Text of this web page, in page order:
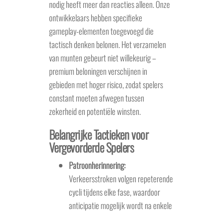
nodig heeft meer dan reacties alleen. Onze
ontwikkelaars hebben specifieke
gameplay-elementen toegevoegd die
tactisch denken belonen. Het verzamelen
van munten gebeurt niet willekeurig –
premium beloningen verschijnen in
gebieden met hoger risico, zodat spelers
constant moeten afwegen tussen
zekerheid en potentiële winsten.
Belangrijke Tactieken voor
Vergevorderde Spelers
Patroonherinnering:
Verkeersstroken volgen repeterende
cycli tijdens elke fase, waardoor
anticipatie mogelijk wordt na enkele